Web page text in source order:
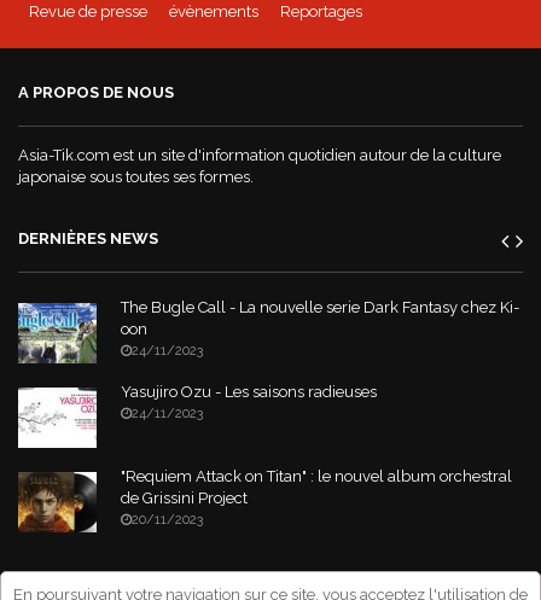
Revue de presse évènements Reportages
A PROPOS DE NOUS
Asia-Tik.com est un site d'information quotidien autour de la culture
japonaise sous toutes ses formes.
DERNIÈRES NEWS
The Bugle Call - La nouvelle serie Dark Fantasy chez Ki-
oon
24/11/2023
Yasujiro Ozu - Les saisons radieuses
24/11/2023
"Requiem Attack on Titan" : le nouvel album orchestral
de Grissini Project
20/11/2023
Copyright © 2026 Asia-Tik.com. All Rights Reserved.- Site déclaré à la
En poursuivant votre navigation sur ce site, vous acceptez l'utilisation de